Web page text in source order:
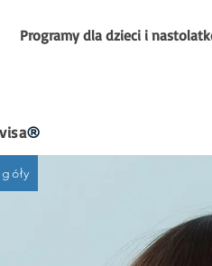
®
Programy dla dzieci i